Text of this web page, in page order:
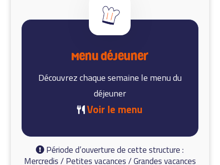
Menu déjeuner
Découvrez chaque semaine le menu du
déjeuner
Voir le menu
Période d’ouverture de cette structure :
Mercredis / Petites vacances / Grandes vacances